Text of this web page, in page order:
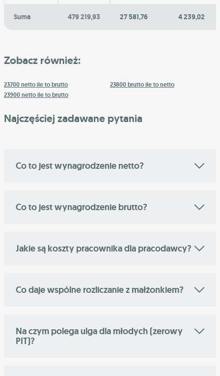
Suma 479 219,93 27 581,76 4 239,02
Zobacz również:
23700 netto ile to brutto
23800 brutto ile to netto
23900 netto ile to brutto
Najczęściej zadawane pytania
Co to jest wynagrodzenie netto?
Co to jest wynagrodzenie brutto?
Jakie są koszty pracownika dla pracodawcy?
Co daje wspólne rozliczanie z małżonkiem?
Na czym polega ulga dla młodych (zerowy
PIT)?